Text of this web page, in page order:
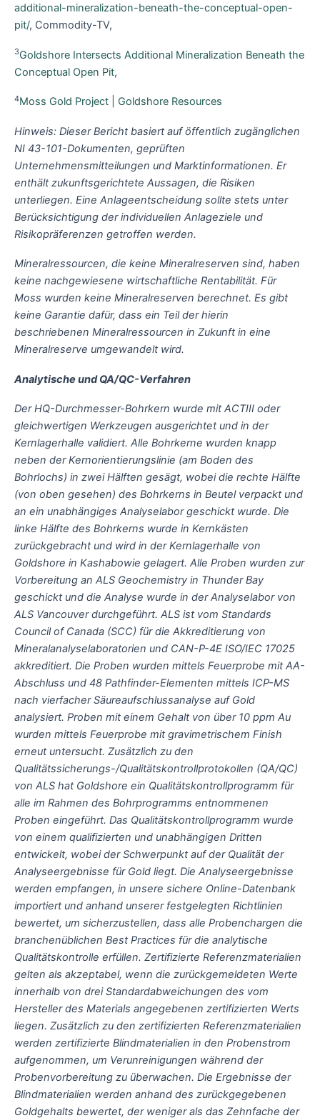
additional-mineralization-beneath-the-conceptual-open-
pit/, Commodity-TV,
3Goldshore Intersects Additional Mineralization Beneath the
Conceptual Open Pit,
4Moss Gold Project | Goldshore Resources
Hinweis: Dieser Bericht basiert auf öffentlich zugänglichen
NI 43-101-Dokumenten, geprüften
Unternehmensmitteilungen und Marktinformationen. Er
enthält zukunftsgerichtete Aussagen, die Risiken
unterliegen. Eine Anlageentscheidung sollte stets unter
Berücksichtigung der individuellen Anlageziele und
Risikopräferenzen getroffen werden.
Mineralressourcen, die keine Mineralreserven sind, haben
keine nachgewiesene wirtschaftliche Rentabilität. Für
Moss wurden keine Mineralreserven berechnet. Es gibt
keine Garantie dafür, dass ein Teil der hierin
beschriebenen Mineralressourcen in Zukunft in eine
Mineralreserve umgewandelt wird.
Analytische und QA/QC-Verfahren
Der HQ-Durchmesser-Bohrkern wurde mit ACTIII oder
gleichwertigen Werkzeugen ausgerichtet und in der
Kernlagerhalle validiert. Alle Bohrkerne wurden knapp
neben der Kernorientierungslinie (am Boden des
Bohrlochs) in zwei Hälften gesägt, wobei die rechte Hälfte
(von oben gesehen) des Bohrkerns in Beutel verpackt und
an ein unabhängiges Analyselabor geschickt wurde. Die
linke Hälfte des Bohrkerns wurde in Kernkästen
zurückgebracht und wird in der Kernlagerhalle von
Goldshore in Kashabowie gelagert. Alle Proben wurden zur
Vorbereitung an ALS Geochemistry in Thunder Bay
geschickt und die Analyse wurde in der Analyselabor von
ALS Vancouver durchgeführt. ALS ist vom Standards
Council of Canada (SCC) für die Akkreditierung von
Mineralanalyselaboratorien und CAN-P-4E ISO/IEC 17025
akkreditiert. Die Proben wurden mittels Feuerprobe mit AA-
Abschluss und 48 Pathfinder-Elementen mittels ICP-MS
nach vierfacher Säureaufschlussanalyse auf Gold
analysiert. Proben mit einem Gehalt von über 10 ppm Au
wurden mittels Feuerprobe mit gravimetrischem Finish
erneut untersucht. Zusätzlich zu den
Qualitätssicherungs-/Qualitätskontrollprotokollen (QA/QC)
von ALS hat Goldshore ein Qualitätskontrollprogramm für
alle im Rahmen des Bohrprogramms entnommenen
Proben eingeführt. Das Qualitätskontrollprogramm wurde
von einem qualifizierten und unabhängigen Dritten
entwickelt, wobei der Schwerpunkt auf der Qualität der
Analyseergebnisse für Gold liegt. Die Analyseergebnisse
werden empfangen, in unsere sichere Online-Datenbank
importiert und anhand unserer festgelegten Richtlinien
bewertet, um sicherzustellen, dass alle Probenchargen die
branchenüblichen Best Practices für die analytische
Qualitätskontrolle erfüllen. Zertifizierte Referenzmaterialien
gelten als akzeptabel, wenn die zurückgemeldeten Werte
innerhalb von drei Standardabweichungen des vom
Hersteller des Materials angegebenen zertifizierten Werts
liegen. Zusätzlich zu den zertifizierten Referenzmaterialien
werden zertifizierte Blindmaterialien in den Probenstrom
aufgenommen, um Verunreinigungen während der
Probenvorbereitung zu überwachen. Die Ergebnisse der
Blindmaterialien werden anhand des zurückgegebenen
Goldgehalts bewertet, der weniger als das Zehnfache der